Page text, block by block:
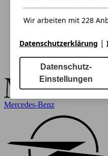
Mercedes-Benz
Wir arbeiten mit 228
Datenschutzerklärung |
Datenschutz-
Einstellungen